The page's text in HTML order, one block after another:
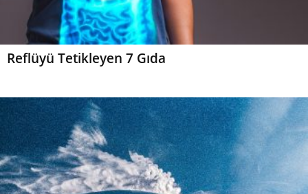
Reflüyü Tetikleyen 7 Gıda